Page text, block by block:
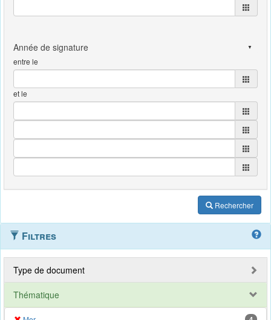
entre le
et le
Rechercher
Filtres
Type de document
Thématique